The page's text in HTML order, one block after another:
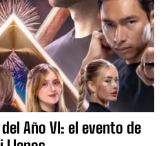
del Año VI: el evento de